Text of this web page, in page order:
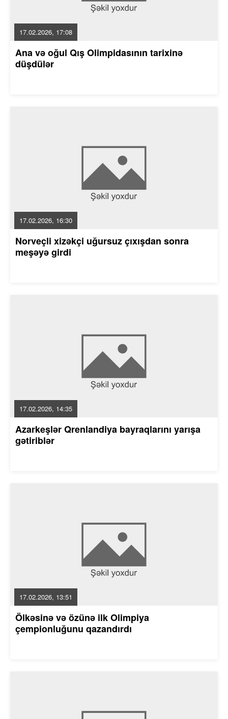
17.02.2026, 17:08
Ana və oğul Qış Olimpidasının tarixinə
düşdülər
17.02.2026, 16:30
Norveçli xizəkçi uğursuz çıxışdan sonra
meşəyə girdi
17.02.2026, 14:35
Azarkeşlər Qrenlandiya bayraqlarını yarışa
gətiriblər
17.02.2026, 13:51
Ölkəsinə və özünə ilk Olimpiya
çempionluğunu qazandırdı